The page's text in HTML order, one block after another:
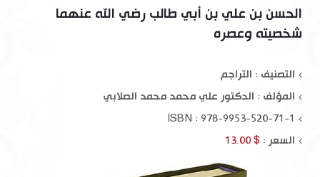
الحسن بن علي بن أبي طالب رضي الله عنهما
شخصيته وعصره
التصنيف : التراجم
المؤلف : الدكتور علي محمد محمد الصلابي
ISBN : 978-9953-520-71-1
السعر : $ 13.00